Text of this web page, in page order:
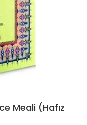
Meali (Hafız